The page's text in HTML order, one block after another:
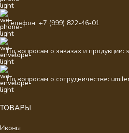
Телефон: +7 (999) 822-46-01
По вопросам о заказах и продукции:
По вопросам о сотрудничестве:
ТОВАРЫ
Иконы